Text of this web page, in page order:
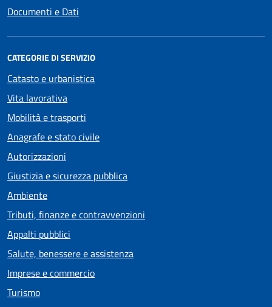
Documenti e Dati
CATEGORIE DI SERVIZIO
Catasto e urbanistica
Vita lavorativa
Mobilità e trasporti
Anagrafe e stato civile
Autorizzazioni
Giustizia e sicurezza pubblica
Ambiente
Tributi, finanze e contravvenzioni
Appalti pubblici
Salute, benessere e assistenza
Imprese e commercio
Turismo